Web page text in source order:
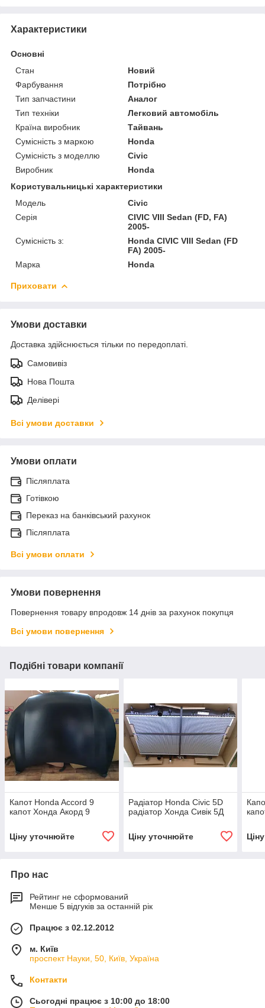
Характеристики
Основні
Стан
Новий
Фарбування
Потрібно
Тип запчастини
Аналог
Тип техніки
Легковий автомобіль
Країна виробник
Тайвань
Сумісність з маркою
Honda
Сумісність з моделлю
Civic
Виробник
Honda
Користувальницькі характеристики
Модель
Civic
Серія
CIVIC VIII Sedan (FD, FA)
2005-
Сумісність з:
Honda CIVIC VIII Sedan (FD
FA) 2005-
Марка
Honda
Приховати
Умови доставки
Доставка здійснюється тільки по передоплаті.
Самовивіз
Нова Пошта
Делівері
Всі умови доставки
Умови оплати
Післяплата
Готівкою
Переказ на банківський рахунок
Післяплата
Всі умови оплати
Умови повернення
Повернення товару впродовж 14 днів за рахунок покупця
Всі умови повернення
Подібні товари компанії
Капот Honda Accord 9
капот Хонда Акорд 9
Ціну уточнюйте
Радіатор Honda Civic 5D
радіатор Хонда Сивік 5Д
Ціну уточнюйте
Про нас
Рейтинг не сформований
Менше 5 відгуків за останній рік
Працює з 02.12.2012
м. Київ
проспект Науки, 50, Київ, Україна
Контакти
Сьогодні працює з 10:00 до 18:00